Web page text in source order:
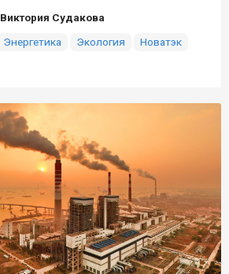
Виктория Судакова
Энергетика Экология
Новатэк